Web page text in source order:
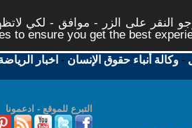
النقر على الزر - موافق - لكي
to ensure you get the best
-وكالة أنباء حقوق الإنسان - اخبار
التبرع للموقع - ادعمونا